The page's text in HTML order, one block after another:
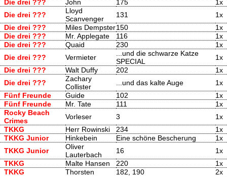
Die drei ???
John 175
1x
Die drei ???
Lloyd
Scanvenger
131
1x
Die drei ???
Miles Dempster150
1x
Die drei ???
Mr. Applegate 116
1x
Die drei ???
Quaid 230
1x
Die drei ???
Vermieter
...und die schwarze Katze
SPECIAL
1x
Die drei ???
Walt Duffy 202
1x
Die drei ???
Zachary
Collister
...und das kalte Auge
1x
Fünf Freunde
Guide 102
1x
Fünf Freunde
Mr. Tate 111
1x
Rocky Beach
Crimes
Vorleser 3
1x
TKKG
Herr Rowinski 234
1x
TKKG Junior
Hinkebein Eine schöne Bescherung
1x
TKKG Junior
Oliver
Lauterbach
16
1x
TKKG
Malte Hansen 220
1x
TKKG
Thorsten 182, 190 2x